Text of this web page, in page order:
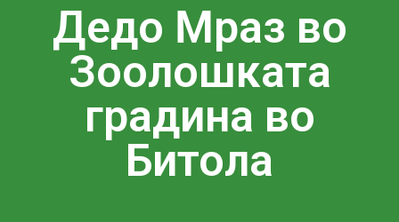
Дедо Мраз во
Зоолошката
градина во
Битола